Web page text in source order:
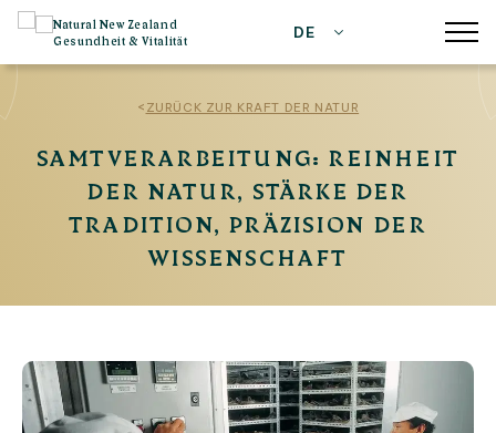
Natural New Zealand
Gesundheit & Vitalität
DE
< ZURÜCK ZUR KRAFT DER NATUR
SAMTVERARBEITUNG: REINHEIT
DER NATUR, STÄRKE DER
TRADITION, PRÄZISION DER
WISSENSCHAFT